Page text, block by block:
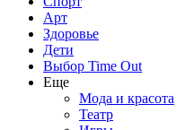
Арт
Здоровье
Дети
Выбор Time Out
Еще
Мода и красота
Театр